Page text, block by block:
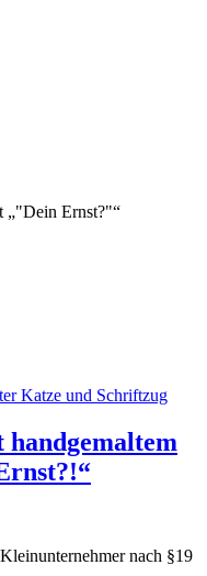
„"Dein Ernst?"“
nach §19